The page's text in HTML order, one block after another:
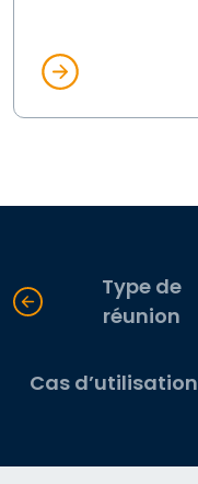
Type de
réunion
Cas d’utilisation